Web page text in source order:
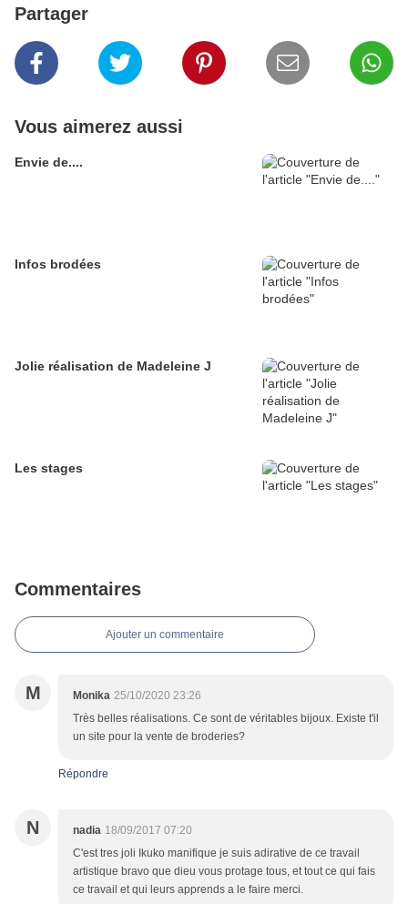
Partager
Vous aimerez aussi
Envie de....
Infos brodées
Jolie réalisation de Madeleine J
Les stages
Commentaires
Ajouter un commentaire
M Monika 25/10/2020 23:26
Très belles réalisations. Ce sont de véritables bijoux. Existe t'il
un site pour la vente de broderies?
Répondre
N nadia 18/09/2017 07:20
C'est tres joli Ikuko manifique je suis adirative de ce travail
artistique bravo que dieu vous protage tous, et tout ce qui fais
ce travail et qui leurs apprends a le faire merci.